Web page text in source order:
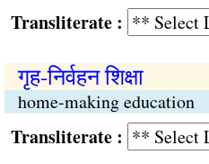
:
गृह-निर्वहन शिक्षा
home-making education
: